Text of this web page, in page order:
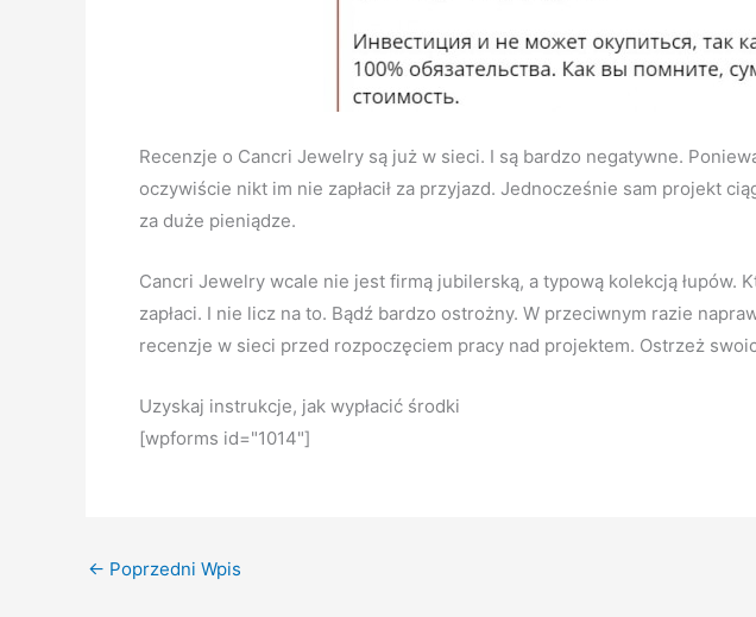
Recenzje o Cancri Jewelry są już w sieci. I są bardzo negatywne.
oczywiście nikt im nie zapłacił za przyjazd. Jednocześnie sam projekt
za duże pieniądze.
Cancri Jewelry wcale nie jest firmą jubilerską, a typową kolekcją
zapłaci. I nie licz na to. Bądź bardzo ostrożny. W przeciwnym razie
recenzje w sieci przed rozpoczęciem pracy nad projektem. Ostrzeż
Uzyskaj instrukcje, jak wypłacić środki
[wpforms id="1014"]
← Poprzedni Wpis